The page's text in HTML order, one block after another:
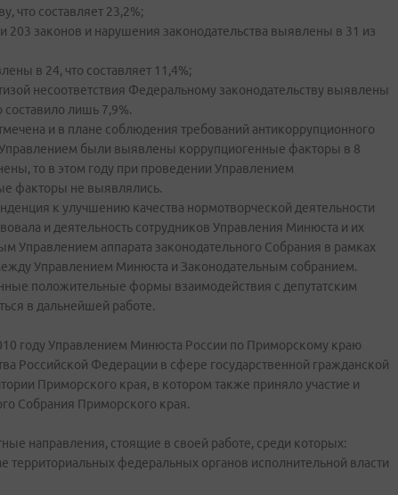
что составляет 23,2%;
203 законов и нарушения законодательства выявлены в 31 из
в 24, что составляет 11,4%;
несоответствия Федеральному законодательству выявлены
составило лишь 7,9%.
и в плане соблюдения требований антикоррупционного
Управлением были выявлены коррупциогенные факторы в 8
то в этом году при проведении Управлением
факторы не выявлялись.
к улучшению качества нормотворческой деятельности
и деятельность сотрудников Управления Минюста и их
Управлением аппарата законодательного Собрания в рамках
Управлением Минюста и Законодательным собранием.
положительные формы взаимодействия с депутатским
в дальнейшей работе.
году Управлением Минюста России по Приморскому краю
Российской Федерации в сфере государственной гражданской
Приморского края, в котором также приняло участие и
Собрания Приморского края.
направления, стоящие в своей работе, среди которых:
федеральных органов исполнительной власти